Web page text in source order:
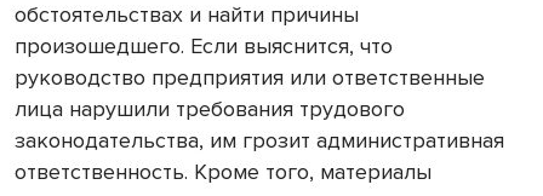
обстоятельствах и найти причины
произошедшего. Если выяснится, что
руководство предприятия или ответственные
лица нарушили требования трудового
законодательства, им грозит административная
ответственность. Кроме того, материалы